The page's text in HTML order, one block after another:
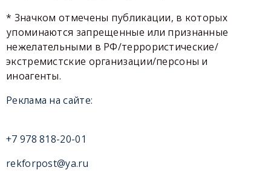
* Значком отмечены публикации, в которых
упоминаются запрещенные или признанные
нежелательными в РФ/террористические/
экстремистские организации/персоны и
иноагенты.
Реклама на сайте:
+7 978 818-20-01
rekforpost@ya.ru